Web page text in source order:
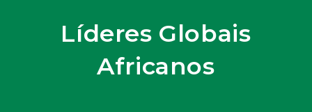
Líderes Globais
Africanos